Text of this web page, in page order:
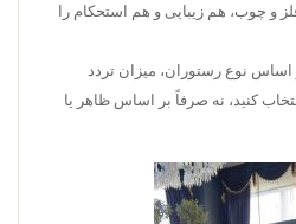
و چوب، هم زیبایی و هم استحکام را
نوع رستوران، میزان تردد
کنید، نه صرفاً بر اساس ظاهر یا